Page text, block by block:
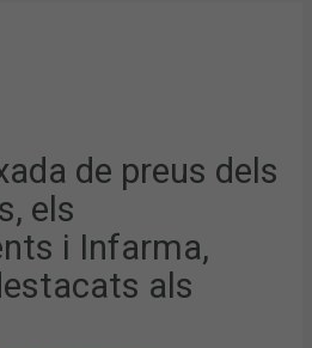
de preus dels
els
i Infarma,
als